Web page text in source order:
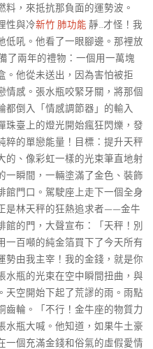
料，來抵抗那負面的運勢波。
性與冷新竹 肺功能 靜…才怪！我
低吼。他看了一眼腳邊。那裡放
了兩年的禮物：一個用一萬塊
。他從未送出，因為害怕被拒
情感。張水瓶咬緊牙關，將那個
都倒入「情感調節器」的輸入
珠臺上的燈光開始瘋狂閃爍，發
粹的單戀能量！目標：提升天秤
的、像彩虹一樣的光束筆直地射
一瞬間，一輛塗滿了金色、裝飾
館門口。駕駛座上走下一個全身
是林天秤的狂熱追求者——金牛
的門，大聲宣布：「天秤！別
一百噸的純金箔買下了今天所有
勢由我主宰！我的金錢，就是你
水瓶的光束在空中瞬間扭曲，與
天空開始下起了荒謬的雨。雨點
齒輪。「不行！金牛座的物質力
水瓶大喊。他知道，如果牛土豪
一個充滿金錢和俗氣的虛假愛情